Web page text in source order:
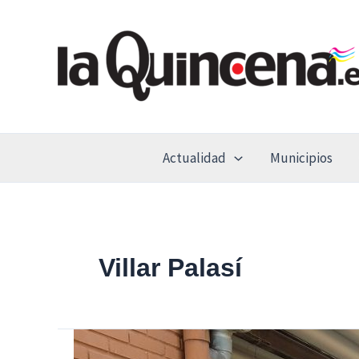
Actualidad Municipios
Villar Palasí
Transcurren